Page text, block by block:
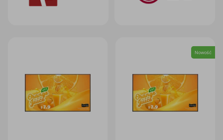
Nowość